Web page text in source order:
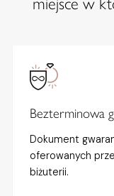
Bezterminowa
Dokument
oferowanych
biżuterii.